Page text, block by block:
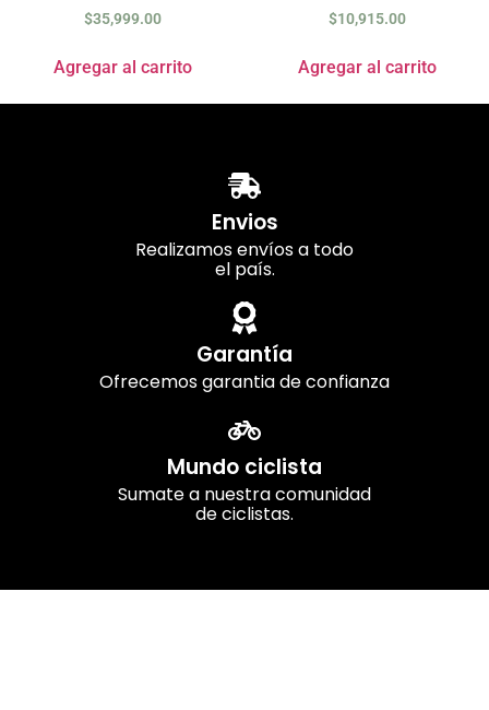
$35,999.00
Agregar al carrito
$10,915.00
Agregar al carrito
Envios
Realizamos envíos a todo
el país.
Garantía
Ofrecemos garantia de confianza
Mundo ciclista
Sumate a nuestra comunidad
de ciclistas.